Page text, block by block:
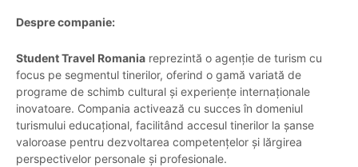
Despre companie:
Student Travel Romania reprezintă o agenție de turism cu
focus pe segmentul tinerilor, oferind o gamă variată de
programe de schimb cultural și experiențe internaționale
inovatoare. Compania activează cu succes în domeniul
turismului educațional, facilitând accesul tinerilor la șanse
valoroase pentru dezvoltarea competențelor și lărgirea
perspectivelor personale și profesionale.